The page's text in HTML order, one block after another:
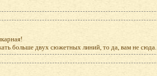
больше двух сюжетных линий, то да, вам не сюда.